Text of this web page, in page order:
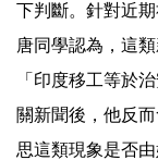
下判斷。針對近
唐同學認為，這
「印度移工等於
關新聞後，他反
思這類現象是否